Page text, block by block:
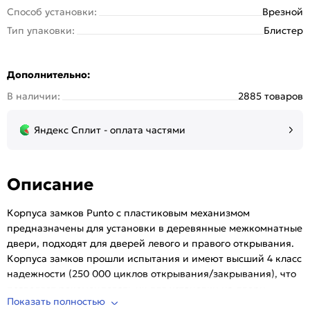
Способ установки:
Врезной
Тип упаковки:
Блистер
Дополнительно:
В наличии:
2885 товаров
Яндекс Сплит - оплата частями
Описание
Корпуса замков Punto c пластиковым механизмом
предназначены для установки в деревянные межкомнатные
двери, подходят для дверей левого и правого открывания.
Корпуса замков прошли испытания и имеют высший 4 класс
надежности (250 000 циклов открывания/закрывания), что
помещений с большой проходимостью. Упаковка : блистер.
Показать полностью